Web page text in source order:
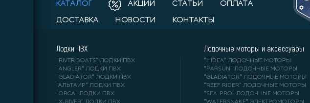
КАТАЛОГ АКЦИИ СТАТЬИ ОПЛАТА
ДОСТАВКА НОВОСТИ КОНТАКТЫ
Лодки ПВХ
"RIVER BOATS" ЛОДКИ ПВХ
"ANGLER" ЛОДКИ ПВХ
"GLADIATOR" ЛОДКИ ПВХ
"АЛЬТАИР" ЛОДКИ ПВХ
"ORCA" ЛОДКИ ПВХ
"X-RIVER" ЛОДКИ ПВХ
Лодочные моторы и аксессуары
"HIDEA" ЛОДОЧНЫЕ МОТОРЫ
"PARSUN" ЛОДОЧНЫЕ МОТОРЫ
"GLADIATOR" ЛОДОЧНЫЕ МОТОРЫ
"REEF RIDER" ЛОДОЧНЫЕ МОТОРЫ
"SEA-PRO" ЛОДОЧНЫЕ МОТОРЫ
"WATERSNAKE" ЭЛЕКТРОМОТОРЫ